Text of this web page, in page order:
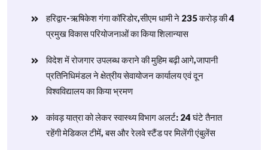
हरिद्वार-ऋषिकेश गंगा कॉरिडोर,सीएम धामी ने 235 करोड़ की 4
प्रमुख विकास परियोजनाओं का किया शिलान्यास
विदेश में रोजगार उपलब्ध कराने की मुहिम बढ़ी आगे,जापानी
प्रतिनिधिमंडल ने क्षेत्रीय सेवायोजन कार्यालय एवं दून
विश्वविद्यालय का किया भ्रमण
​कांवड़ यात्रा को लेकर स्वास्थ्य विभाग अलर्ट: 24 घंटे तैनात
रहेंगी मेडिकल टीमें, बस और रेलवे स्टैंड पर मिलेंगी एंबुलेंस